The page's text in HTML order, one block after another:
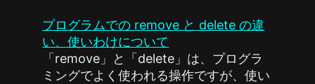
プログラムでの remove と delete の違
い、使いわけについて
「remove」と「delete」は、プログラ
ミングでよく使われる操作ですが、使い